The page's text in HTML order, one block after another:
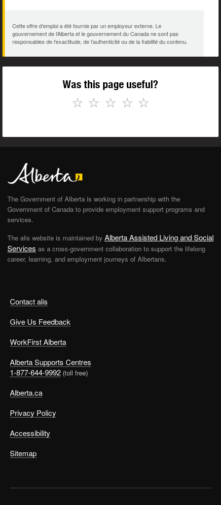
Cette offre d’emploi a été fournie par un employeur externe. Le
gouvernement de l’Alberta et le gouvernement du Canada ne sont pas
responsables de l’exactitude, de l’authenticité ou de la fiabilité du contenu.
Was this page useful?
☆
☆
☆
☆
☆
Contact alis
Give Us Feedback
WorkFirst Alberta
Alberta Supports Centres
1-877-644-9992 (toll free)
Alberta.ca
Privacy Policy
Accessibility
Sitemap
The Government of Alberta is working in partnership with the
Government of Canada to provide employment support programs and
services.
The alis website is maintained by Alberta Assisted Living and Social
Services as a cross-government collaboration to support the lifelong
career, learning, and employment journeys of Albertans.